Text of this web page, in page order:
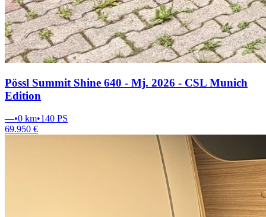
Pössl Summit Shine 640 - Mj. 2026 - CSL Munich
Edition
—•0 km•140 PS
69.950 €